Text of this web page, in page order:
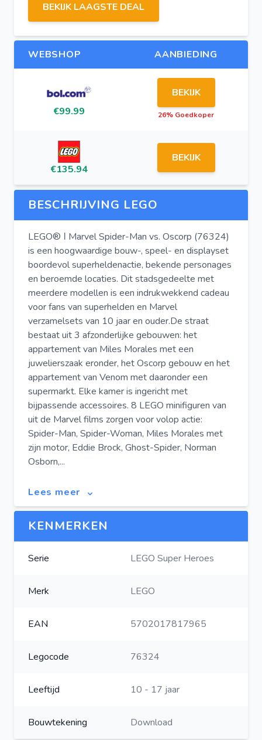
BEKIJK LAAGSTE DEAL
WEBSHOP AANBIEDING
€99.99
BEKIJK
26% Goedkoper
€135.94
BEKIJK
BESCHRIJVING LEGO
LEGO® ǀ Marvel Spider-Man vs. Oscorp (76324)
is een hoogwaardige bouw-, speel- en displayset
boordevol superheldenactie, bekende personages
en beroemde locaties. Dit stadsgedeelte met
meerdere modellen is een indrukwekkend cadeau
voor fans van superhelden en Marvel
verzamelsets van 10 jaar en ouder.De straat
bestaat uit 3 afzonderlijke gebouwen: het
appartement van Miles Morales met een
juwelierszaak eronder, het Oscorp gebouw en het
appartement van Venom met daaronder een
supermarkt. Elke kamer is ingericht met
bijpassende accessoires. 8 LEGO minifiguren van
uit de Marvel films zorgen voor volop actie:
Spider-Man, Spider-Woman, Miles Morales met
zijn motor, Eddie Brock, Ghost-Spider, Norman
Osborn,...
Lees meer
KENMERKEN
Serie LEGO Super Heroes
Merk LEGO
EAN 5702017817965
Legocode 76324
Leeftijd 10 - 17 jaar
Bouwtekening Download